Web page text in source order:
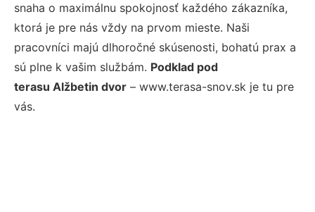
snaha o maximálnu spokojnosť každého zákazníka,
ktorá je pre nás vždy na prvom mieste. Naši
pracovníci majú dlhoročné skúsenosti, bohatú prax a
sú plne k vašim službám. Podklad pod
terasu Alžbetin dvor – www.terasa-snov.sk je tu pre
vás.